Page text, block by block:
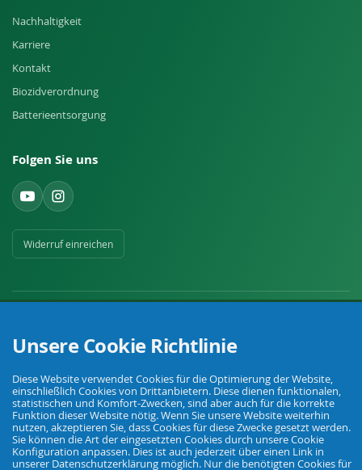
Nachhaltigkeit
Karriere
Kontakt
Biozidverordnung
Batterieentsorgung
Folgen Sie uns
Widerruf einreichen
© Agrarking. Alle Rechte vorbehalten.
AGBDatenschutzWiderrufsbelehrungImpressum
Unsere Cookie Richtlinie
Diese Website verwendet Cookies für die Optimierung der Website,
einschließlich Cookies von Drittanbietern. Diese dienen funktionalen,
statistischen und Komfort-Zwecken, sind aber auch für die korrekte
Funktion dieser Website nötig. Wenn Sie unsere Website weiterhin
nutzen, akzeptieren Sie, dass Cookies für diese Zwecke gesetzt werden.
Sie können die Art der eingesetzten Cookies durch unsere Cookie
Konfiguration anpassen. Dies ist auch jederzeit über einen Link in
unserer Datenschutzerklärung möglich. Nur die benötigten Cookies für